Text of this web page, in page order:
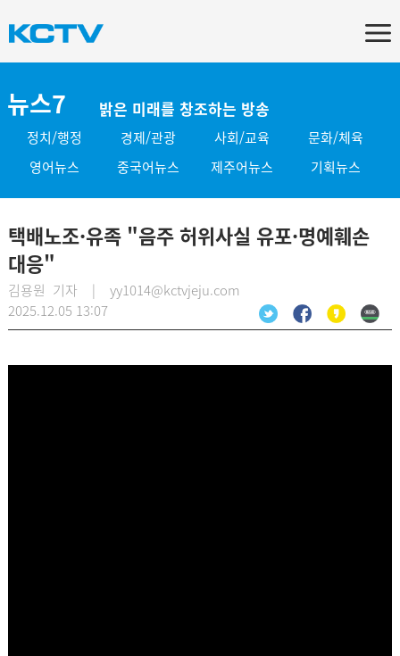
뉴스7 밝은 미래를 창조하는 방송
정치/행정 경제/관광 사회/교육
문화/체육
영어뉴스
중국어뉴스 제주어뉴스 기획뉴스
택배노조·유족 "음주 허위사실 유포·명예훼손
대응"
김용원 기자 | yy1014@kctvjeju.com
2025.12.05 13:07